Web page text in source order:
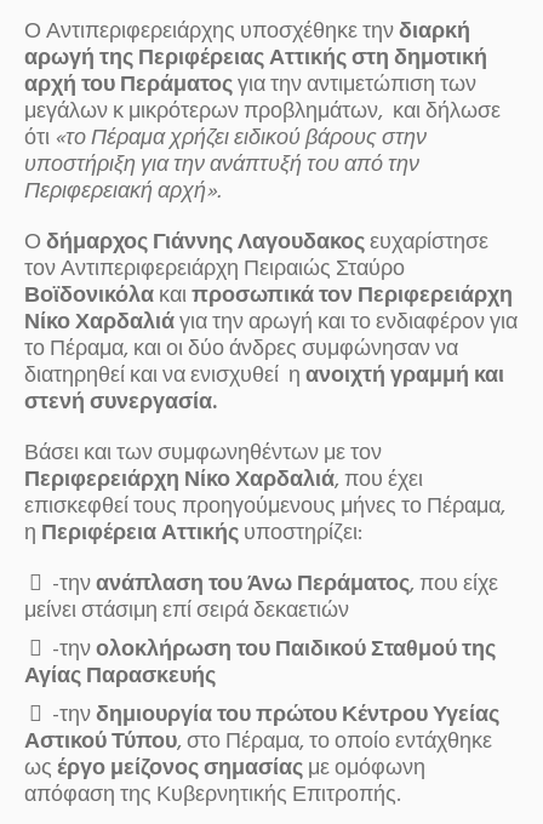
Ο Αντιπεριφερειάρχης υποσχέθηκε τηνδιαρκή
αρωγή της Περιφέρειας Αττικής στη δημοτική
αρχή του Περάματοςγια την αντιμετώπιση των
μεγάλων κ μικρότερων προβλημάτων, και δήλωσε
ότι «το Πέραμα χρήζει ειδικού βάρους στην
υποστήριξη για την ανάπτυξή του από την
Περιφερειακή αρχή».
Οδήμαρχος Γιάννης Λαγουδακοςευχαρίστησε
τον Αντιπεριφερειάρχη Πειραιώς Σταύρο
Βοϊδονικόλακαιπροσωπικά τον Περιφερειάρχη
Νίκο Χαρδαλιάγια την αρωγή και το ενδιαφέρον για
το Πέραμα, και οι δύο άνδρες συμφώνησαν να
διατηρηθεί και να ενισχυθεί ηανοιχτή γραμμή και
στενή συνεργασία.
Βάσει και των συμφωνηθέντων με τον
Περιφερειάρχη Νίκο Χαρδαλιά, που έχει
επισκεφθεί τους προηγούμενους μήνες το Πέραμα,
η Περιφέρεια Αττικήςυποστηρίζει:
-τηνανάπλαση του Άνω Περάματος, που είχε
μείνει στάσιμη επί σειρά δεκαετιών
-τηνολοκλήρωση του Παιδικού Σταθμού της
Αγίας Παρασκευής
-τηνδημιουργία του πρώτου Κέντρου Υγείας
Αστικού Τύπου, στο Πέραμα, το οποίο εντάχθηκε
ωςέργο μείζονος σημασίαςμε ομόφωνη
απόφαση της Κυβερνητικής Επιτροπής.